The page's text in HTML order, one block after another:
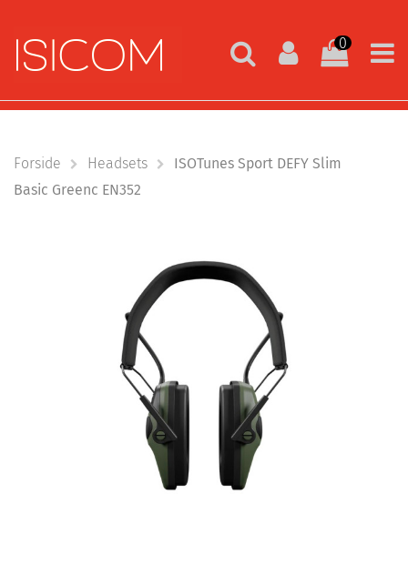
0
Forside Headsets
ISOTunes Sport DEFY Slim
Basic Greenc EN352